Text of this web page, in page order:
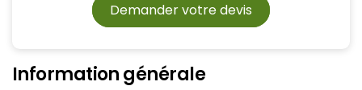
Demander votre devis
Information générale